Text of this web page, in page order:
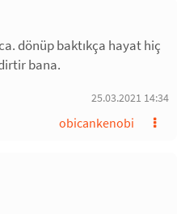
dönüp baktıkça hayat hiç
bana.
25.03.2021 14:34
obicankenobi